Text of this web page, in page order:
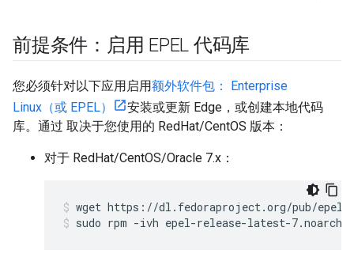
前提条件：启用 EPEL 代码库
您必须针对以下应用启用额外软件包： Enterprise
Linux（或 EPEL）
安装或更新 Edge，或创建本地代码
库。通过 取决于您使用的 RedHat/CentOS 版本：
对于 RedHat/CentOS/Oracle 7.x：
sudo rpm -ivh epel-release-latest-